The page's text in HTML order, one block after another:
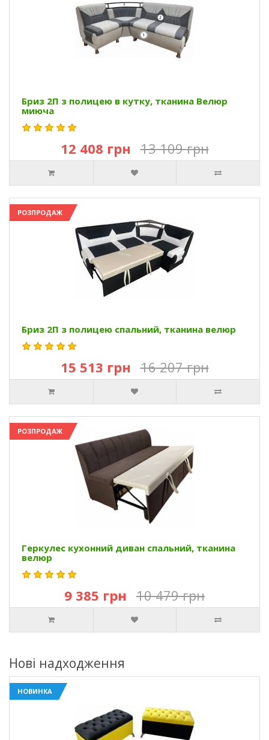
Бриз 2П з полицею в кутку, тканина Велюр
миюча
12 408 грн 13 109 грн
РОЗПРОДАЖ
Бриз 2П з полицею спальний, тканина велюр
15 513 грн 16 207 грн
РОЗПРОДАЖ
Геркулес кухонний диван спальний, тканина
велюр
9 385 грн 10 479 грн
Нові надходження
НОВИНКА